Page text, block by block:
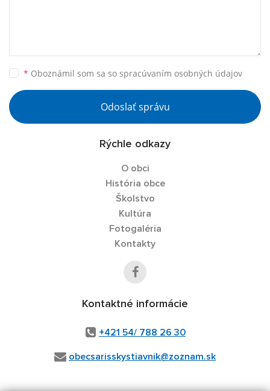
* Oboznámil som sa so spracúvaním osobných údajov
Odoslať správu
Rýchle odkazy
O obci
História obce
Školstvo
Kultúra
Fotogaléria
Kontakty
Kontaktné informácie
+421 54/ 788 26 30
obecsarisskystiavnik@zoznam.sk